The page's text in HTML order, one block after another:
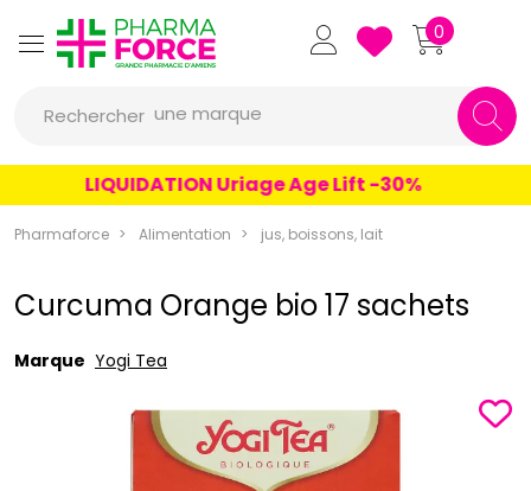
Pharmaforce Grande Pharmacie
0
Rechercher
un produit
une marque
LIQUIDATION Uriage Age Lift -30%
Pharmaforce Alimentation jus, boissons, lait
Curcuma Orange bio 17 sachets
Marque Yogi Tea